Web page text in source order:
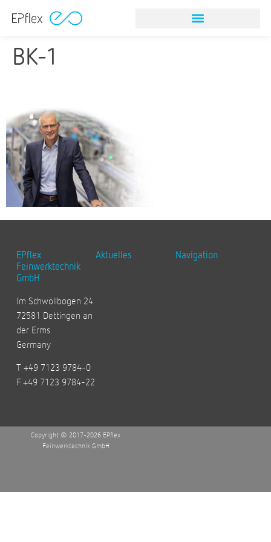
BK-1
EPflex
Feinwerktechnik
GmbH
Im Schwöllbogen 24
72581 Dettingen an
der Erms
Germany
T +49 7123 9784-0
F +49 7123 9784-22
Aktuelles Navigation
Copyright © 2017-2026 EPflex
Feinwerktechnik GmbH